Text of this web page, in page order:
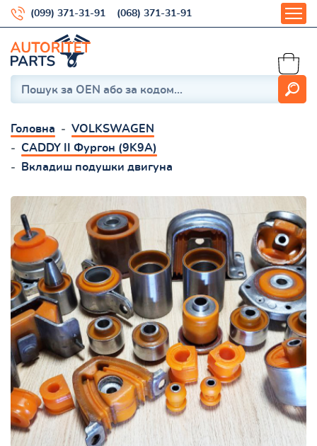
(099) 371-31-91 (068) 371-31-91
Головна
VOLKSWAGEN
CADDY II Фургон (9K9A)
Вкладиш подушки двигуна